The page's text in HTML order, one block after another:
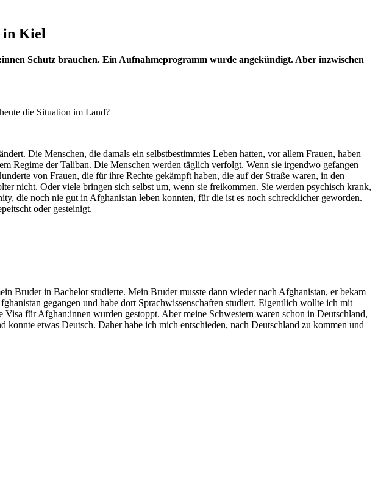
in Kiel
Schutz brauchen. Ein Aufnahmeprogramm wurde angekündigt. Aber inzwischen
die Situation im Land?
Die Menschen, die damals ein selbstbestimmtes Leben hatten, vor allem Frauen, haben
Regime der Taliban. Die Menschen werden täglich verfolgt. Wenn sie irgendwo gefangen
von Frauen, die für ihre Rechte gekämpft haben, die auf der Straße waren, in den
nicht. Oder viele bringen sich selbst um, wenn sie freikommen. Sie werden psychisch krank,
die noch nie gut in Afghanistan leben konnten, für die ist es noch schrecklicher geworden.
oder gesteinigt.
Bruder in Bachelor studierte. Mein Bruder musste dann wieder nach Afghanistan, er bekam
gegangen und habe dort Sprachwissenschaften studiert. Eigentlich wollte ich mit
für Afghan:innen wurden gestoppt. Aber meine Schwestern waren schon in Deutschland,
etwas Deutsch. Daher habe ich mich entschieden, nach Deutschland zu kommen und